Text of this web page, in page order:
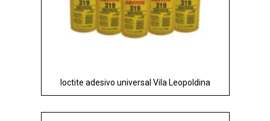
loctite adesivo universal Vila Leopoldina